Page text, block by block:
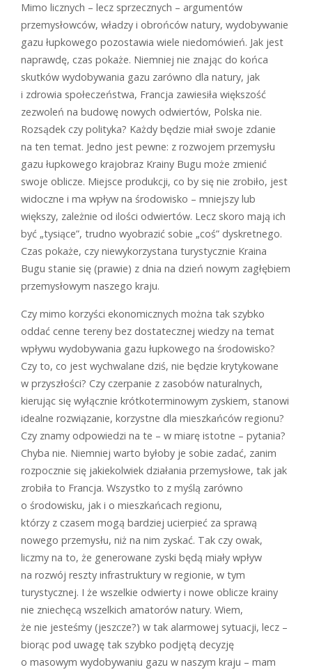
Mimo licznych – lecz sprzecznych – ­argumentów
przemysłowców, władzy i obrońców natury, wydobywanie
gazu łupkowego pozostawia wiele niedomówień. Jak jest
naprawdę, czas pokaże. Niemniej nie znając do końca
skutków wydobywania gazu zarówno dla natury, jak
i zdrowia społeczeństwa, Francja zawiesiła większość
zezwoleń na budowę nowych odwiertów, Polska nie.
Rozsądek czy polityka? Każdy będzie miał swoje zdanie
na ten temat. Jedno jest pewne: z rozwojem przemysłu
gazu łupkowego krajobraz Krainy Bugu może zmienić
swoje oblicze. Miejsce produkcji, co by się nie zrobiło, jest
widoczne i ma wpływ na środowisko – mniejszy lub
większy, zależnie od ilości odwiertów. Lecz skoro mają ich
być „tysiące”, trudno wyobrazić sobie „coś” dyskretnego.
Czas pokaże, czy niewykorzystana turystycznie Kraina
Bugu stanie się (prawie) z dnia na dzień nowym zagłębiem
przemysłowym naszego kraju.
Czy mimo korzyści ekonomicznych można tak szybko
oddać cenne tereny bez dostatecznej wiedzy na temat
wpływu wydobywania gazu łupkowego na środowisko?
Czy to, co jest wychwalane dziś, nie będzie krytykowane
w przyszłości? Czy czerpanie z zasobów naturalnych,
kierując się wyłącznie krótkoterminowym zyskiem, stanowi
idealne rozwiązanie, korzystne dla mieszkańców regionu?
Czy znamy odpowiedzi na te – w miarę istotne – pytania?
Chyba nie. Niemniej warto byłoby je sobie zadać, zanim
rozpocznie się jakiekolwiek działania przemysłowe, tak jak
zrobiła to Francja. Wszystko to z myślą zarówno
o środowisku, jak i o mieszkańcach regionu,
którzy z czasem mogą bardziej ucierpieć za sprawą
nowego przemysłu, niż na nim zyskać. Tak czy owak,
liczmy na to, że generowane zyski będą miały wpływ
na rozwój reszty infrastruktury w regionie, w tym
turystycznej. I że wszelkie odwierty i nowe oblicze krainy
nie zniechęcą wszelkich amatorów natury. Wiem,
że nie jesteśmy (jeszcze?) w tak alarmowej sytuacji, lecz –
biorąc pod uwagę tak szybko podjętą decyzję
o masowym wydobywaniu gazu w naszym kraju – mam